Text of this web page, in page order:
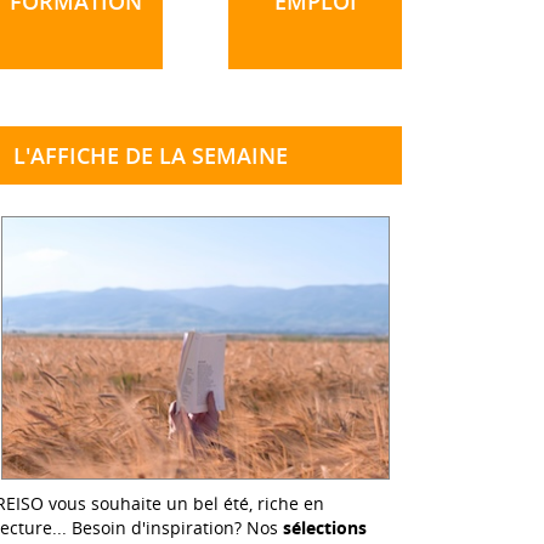
L'AFFICHE DE LA SEMAINE
vous souhaite un bel été, riche en
Besoin d'inspiration? Nos sélections